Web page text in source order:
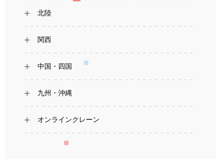
北陸
関西
中国・四国
九州・沖縄
オンラインクレーン